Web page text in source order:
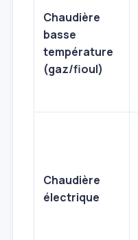
Chaudière
basse
température
(gaz/fioul)
Chaudière
électrique